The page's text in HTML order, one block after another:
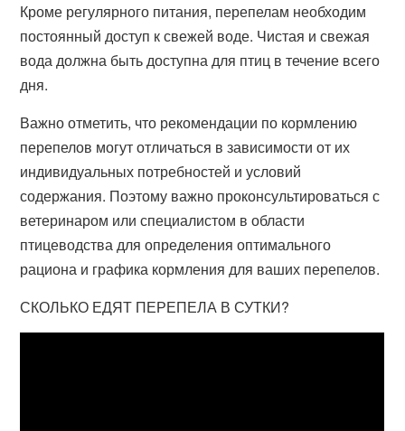
Кроме регулярного питания, перепелам необходим
постоянный доступ к свежей воде. Чистая и свежая
вода должна быть доступна для птиц в течение всего
дня.
Важно отметить, что рекомендации по кормлению
перепелов могут отличаться в зависимости от их
индивидуальных потребностей и условий
содержания. Поэтому важно проконсультироваться с
ветеринаром или специалистом в области
птицеводства для определения оптимального
рациона и графика кормления для ваших перепелов.
СКОЛЬКО ЕДЯТ ПЕРЕПЕЛА В СУТКИ?